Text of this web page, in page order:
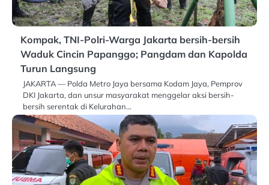
Kompak, TNI-Polri-Warga Jakarta bersih-bersih
Waduk Cincin Papanggo; Pangdam dan Kapolda
Turun Langsung
JAKARTA — Polda Metro Jaya bersama Kodam Jaya, Pemprov
DKI Jakarta, dan unsur masyarakat menggelar aksi bersih-
bersih serentak di Kelurahan…